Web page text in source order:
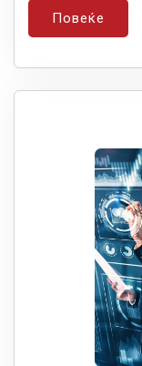
Повеќе